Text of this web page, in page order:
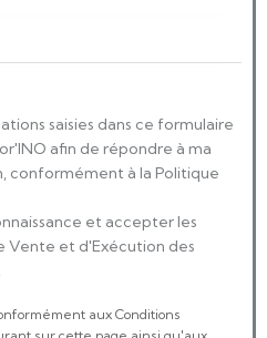
saisies dans ce formulaire
afin de répondre à ma
conformément à la Politique
et accepter les
Vente et d'Exécution des
aux Conditions